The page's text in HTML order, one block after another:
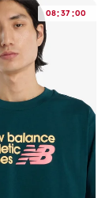
08:37 :00